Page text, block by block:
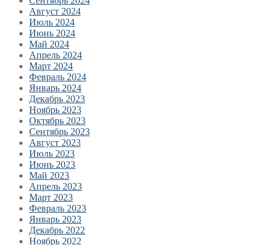
Август 2024
Июль 2024
Июнь 2024
Май 2024
Апрель 2024
Март 2024
Февраль 2024
Январь 2024
Декабрь 2023
Ноябрь 2023
Октябрь 2023
Сентябрь 2023
Август 2023
Июль 2023
Июнь 2023
Май 2023
Апрель 2023
Март 2023
Февраль 2023
Январь 2023
Декабрь 2022
Ноябрь 2022